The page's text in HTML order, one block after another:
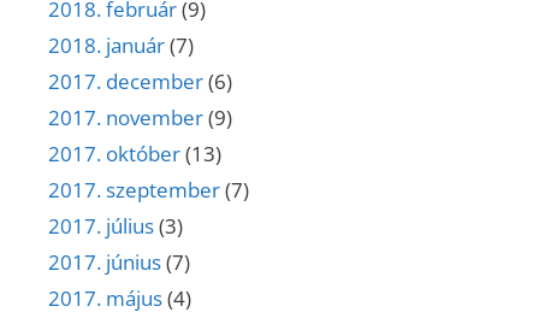
2018. február(9)
2018. január(7)
2017. december(6)
2017. november(9)
2017. október(13)
2017. szeptember(7)
2017. július(3)
2017. június(7)
2017. május(4)